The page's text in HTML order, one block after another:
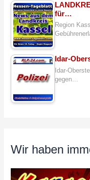
für…
Region
Idar-
Idar-
gegen…
Wir haben